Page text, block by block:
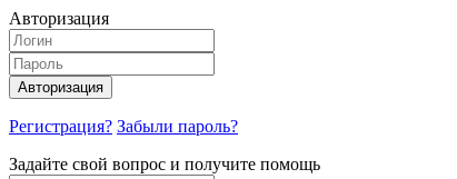
Авторизация
Авторизация
Регистрация? Забыли пароль?
Задайте свой вопрос и получите помощь